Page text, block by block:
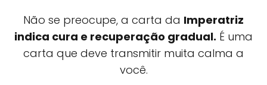
Não se preocupe, a carta da Imperatriz
indica cura e recuperação gradual. É uma
carta que deve transmitir muita calma a
você.